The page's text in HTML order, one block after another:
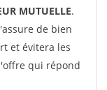
MUTUELLE.
de bien
et évitera les
qui répond